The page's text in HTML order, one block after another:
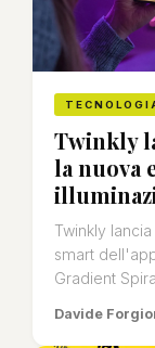
Twinkly
la nuova
Twinkly
smart
Gradient
Davide